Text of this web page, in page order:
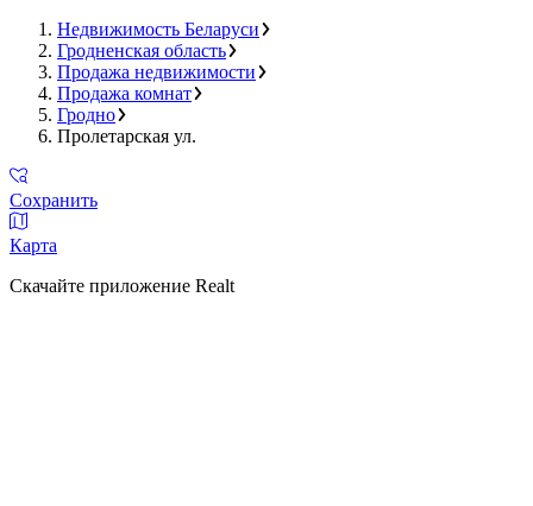
Недвижимость Беларуси
Гродненская область
Продажа недвижимости
Продажа комнат
Гродно
Пролетарская ул.
Сохранить
Карта
Скачайте приложение Realt